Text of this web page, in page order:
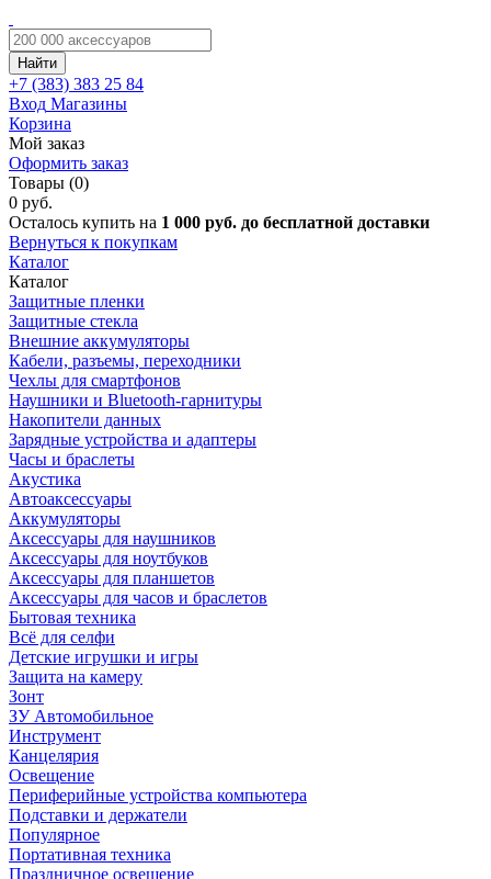
Найти
+7 (383) 383 25 84
Вход Магазины
Корзина
Мой заказ
Оформить заказ
Товары (0)
0 руб.
Осталось купить на 1 000 руб. до бесплатной доставки
Вернуться к покупкам
Каталог
Каталог
Защитные пленки
Защитные стекла
Внешние аккумуляторы
Кабели, разъемы, переходники
Чехлы для смартфонов
Наушники и Bluetooth-гарнитуры
Накопители данных
Зарядные устройства и адаптеры
Часы и браслеты
Акустика
Автоаксессуары
Аккумуляторы
Аксессуары для наушников
Аксессуары для ноутбуков
Аксессуары для планшетов
Аксессуары для часов и браслетов
Бытовая техника
Всё для селфи
Детские игрушки и игры
Защита на камеру
Зонт
ЗУ Автомобильное
Инструмент
Канцелярия
Освещение
Периферийные устройства компьютера
Подставки и держатели
Популярное
Портативная техника
Праздничное освещение